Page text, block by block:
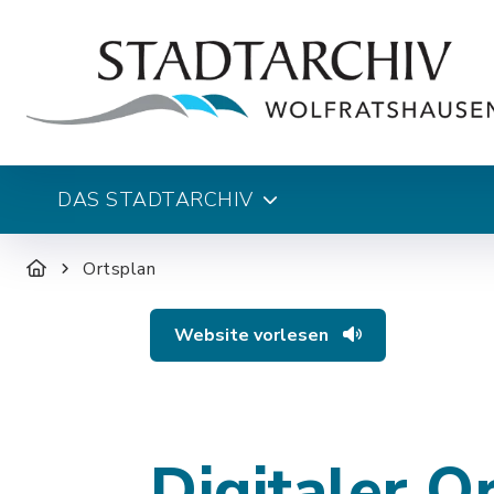
DAS STADTARCHIV
Ortsplan
Website vorlesen